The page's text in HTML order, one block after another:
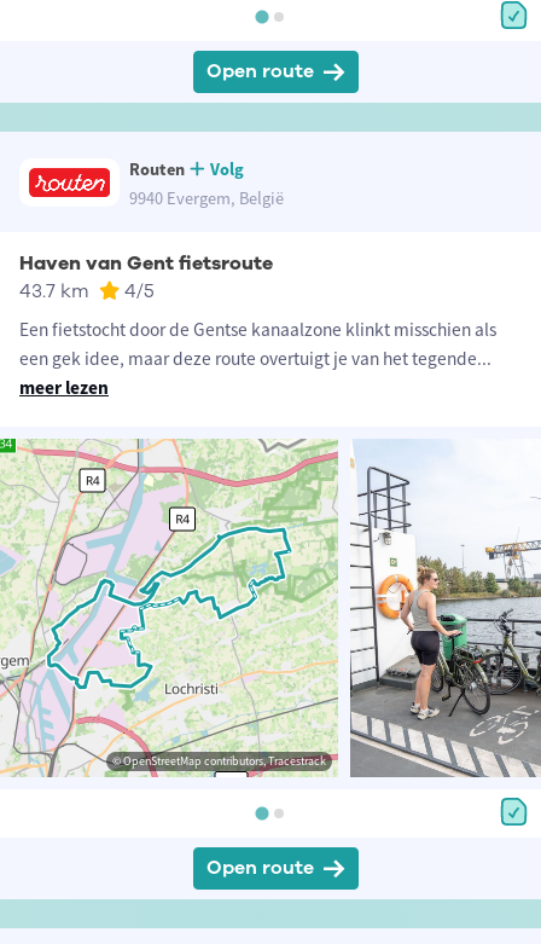
Open route
Routen
Volg
9940 Evergem, België
Haven van Gent fietsroute
43.7 km 4/5
Een fietstocht door de Gentse kanaalzone klinkt misschien als
een gek idee, maar deze route overtuigt je van het tegende...
meer lezen
© OpenStreetMap contributors, Tracestrack
Open route